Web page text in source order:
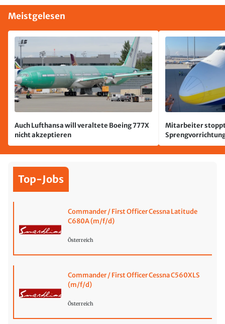
Meistgelesen
Auch Lufthansa will veraltete Boeing 777X
nicht akzeptieren
Mitarbeiter
Leipzig/Halle
Top-Jobs
Commander / First Officer Cessna Latitude
C680A (m/f/d)
Österreich
Commander / First Officer Cessna C560XLS
(m/f/d)
Österreich